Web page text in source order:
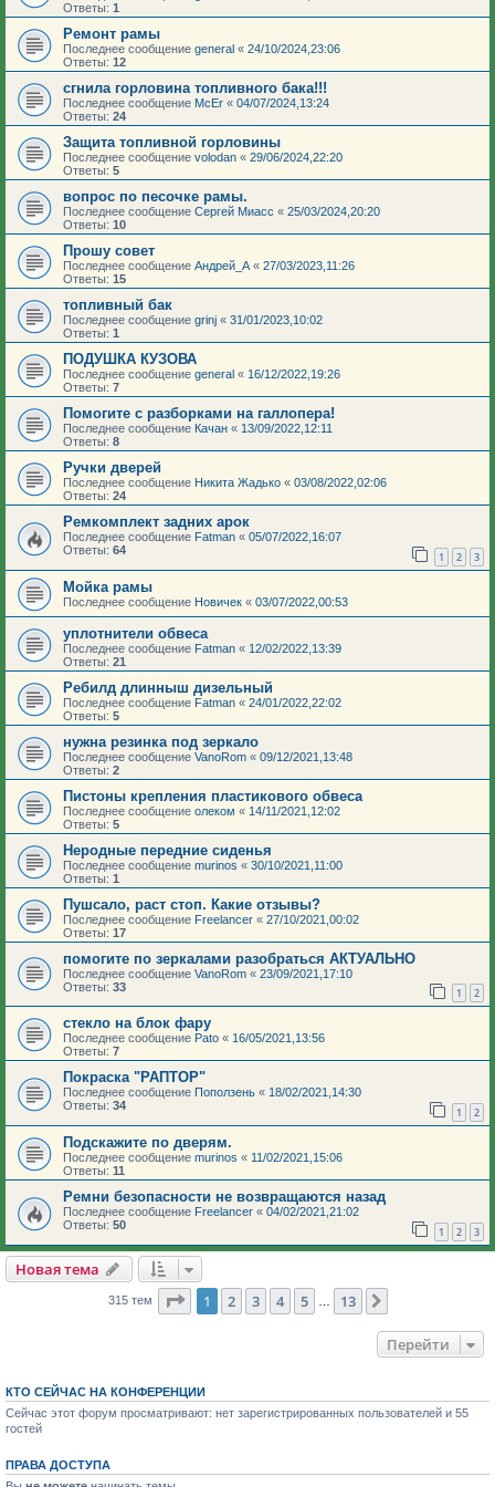
Ответы: 1
Ремонт рамы
Последнее сообщение general « 24/10/2024,23:06
Ответы: 12
сгнила горловина топливного бака!!!
Последнее сообщение McEr « 04/07/2024,13:24
Ответы: 24
Защита топливной горловины
Последнее сообщение volodan « 29/06/2024,22:20
Ответы: 5
вопрос по песочке рамы.
Последнее сообщение Сергей Миасс « 25/03/2024,20:20
Ответы: 10
Прошу совет
Последнее сообщение Андрей_А « 27/03/2023,11:26
Ответы: 15
топливный бак
Последнее сообщение grinj « 31/01/2023,10:02
Ответы: 1
ПОДУШКА КУЗОВА
Последнее сообщение general « 16/12/2022,19:26
Ответы: 7
Помогите с разборками на галлопера!
Последнее сообщение Качан « 13/09/2022,12:11
Ответы: 8
Ручки дверей
Последнее сообщение Никита Жадько « 03/08/2022,02:06
Ответы: 24
Ремкомплект задних арок
Последнее сообщение Fatman « 05/07/2022,16:07
Ответы: 64 1 2 3
Мойка рамы
Последнее сообщение Новичек « 03/07/2022,00:53
уплотнители обвеса
Последнее сообщение Fatman « 12/02/2022,13:39
Ответы: 21
Ребилд длинныш дизельный
Последнее сообщение Fatman « 24/01/2022,22:02
Ответы: 5
нужна резинка под зеркало
Последнее сообщение VanoRom « 09/12/2021,13:48
Ответы: 2
Пистоны крепления пластикового обвеса
Последнее сообщение олеком « 14/11/2021,12:02
Ответы: 5
Неродные передние сиденья
Последнее сообщение murinos « 30/10/2021,11:00
Ответы: 1
Пушсало, раст стоп. Какие отзывы?
Последнее сообщение Freelancer « 27/10/2021,00:02
Ответы: 17
помогите по зеркалами разобраться АКТУАЛЬНО
Последнее сообщение VanoRom « 23/09/2021,17:10
Ответы: 33 1 2
стекло на блок фару
Последнее сообщение Pato « 16/05/2021,13:56
Ответы: 7
Покраска "РАПТОР"
Последнее сообщение Поползень « 18/02/2021,14:30
Ответы: 34 1 2
Подскажите по дверям.
Последнее сообщение murinos « 11/02/2021,15:06
Ответы: 11
Ремни безопасности не возвращаются назад
Последнее сообщение Freelancer « 04/02/2021,21:02
Ответы: 50 1 2 3
Новая тема
315 тем Страница из 13
1 2 3 4 5 13
Перейти
КТО СЕЙЧАС НА КОНФЕРЕНЦИИ
Сейчас этот форум просматривают: нет зарегистрированных пользователей и 55
гостей
ПРАВА ДОСТУПА